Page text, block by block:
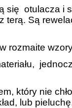
się otulacza i
terą. Są
rozmaite
który nie
lub